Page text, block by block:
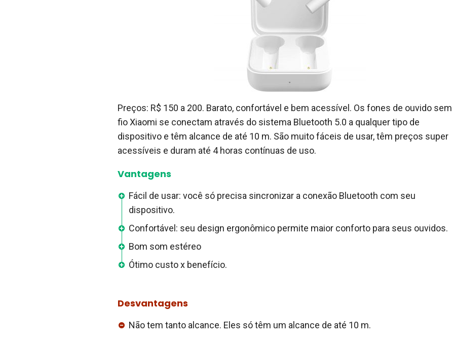
Preços: R$ 150 a 200. Barato, confortável e bem acessível. Os fones de ouvido sem
fio Xiaomi se conectam através do sistema Bluetooth 5.0 a qualquer tipo de
dispositivo e têm alcance de até 10 m. São muito fáceis de usar, têm preços super
acessíveis e duram até 4 horas contínuas de uso.
Vantagens
Fácil de usar: você só precisa sincronizar a conexão Bluetooth com seu
dispositivo.
Confortável: seu design ergonômico permite maior conforto para seus ouvidos.
Bom som estéreo
Ótimo custo x benefício.
Desvantagens
Não tem tanto alcance. Eles só têm um alcance de até 10 m.